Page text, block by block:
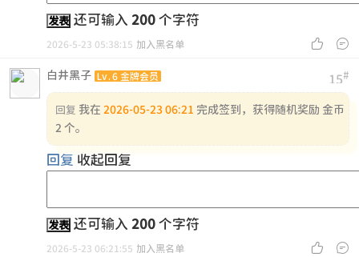
发表 还可输入 200 个字符
 
2026-5-23 05:38:15 加入黑名单
15#
白井黑子 Lv.6 金牌会员
回复 我在 2026-05-23 06:21 完成签到，获得随机奖励 金币
2 个。
回复 收起回复
发表 还可输入 200 个字符
 
2026-5-23 06:21:55 加入黑名单